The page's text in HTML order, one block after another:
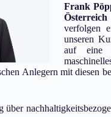
Frank
Österreich
verfolgen
unseren
auf eine
Anlegern mit diesen